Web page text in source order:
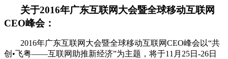
关于2016年广东互联网大会暨全球移动互联网
CEO峰会：
2016年广东互联网大会暨全球移动互联网CEO峰会以“共
创•飞粤——互联网助推新经济”为主题，将于11月25日-26日